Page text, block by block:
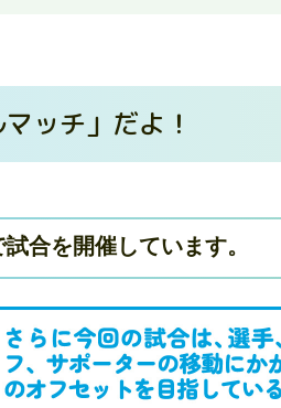
ッチ」だよ！
合を開催しています。